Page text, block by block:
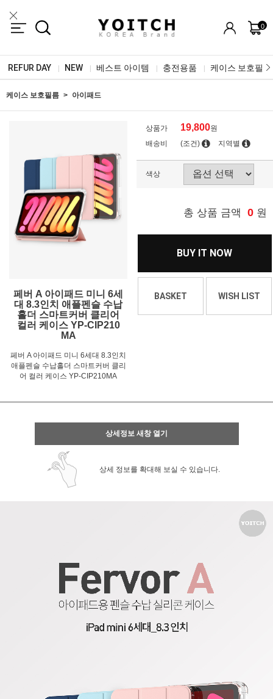
0
REFUR DAY NEW 베스트 아이템 충전용품 케이스 보호필름
케이스 보호필름 아이패드
페버 A 아이패드 미니 6세
대 8.3인치 애플펜슬 수납
홀더 스마트커버 클리어
컬러 케이스 YP-CIP210
MA
페버 A 아이패드 미니 6세대 8.3인치
애플펜슬 수납홀더 스마트커버 클리
어 컬러 케이스 YP-CIP210MA
상품가 19,800원
배송비
(조건) 지역별
색상
총 상품 금액 0 원
BUY IT NOW
BASKET WISH LIST
상세정보 새창 열기
상세 정보를 확대해 보실 수 있습니다.